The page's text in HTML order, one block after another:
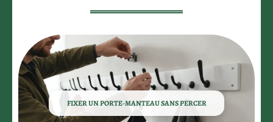
FIXER UN PORTE-MANTEAU SANS PERCER